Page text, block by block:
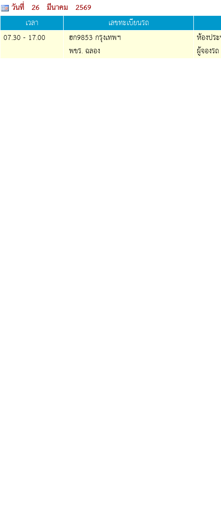
วันที่ 26 มีนาคม 2569
เวลา
เลขทะเบียนรถ
07.30 - 17.00
ฮก9853 กรุงเทพฯ
พขร. ฉลอง
ห้องปร
ผู้จองร